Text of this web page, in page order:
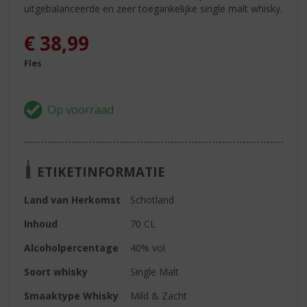
uitgebalanceerde en zeer toegankelijke single malt whisky.
€ 38,99
Fles
ETIKETINFORMATIE
Land van Herkomst
Schotland
Inhoud
70 CL
Alcoholpercentage
40% vol
Soort whisky
Single Malt
Smaaktype Whisky
Mild & Zacht